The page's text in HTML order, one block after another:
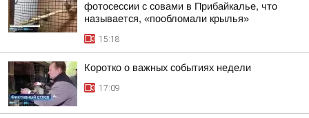
фотосессии с совами в Прибайкалье, что
называется, «пообломали крылья»
15:18
Коротко о важных событиях недели
17:09